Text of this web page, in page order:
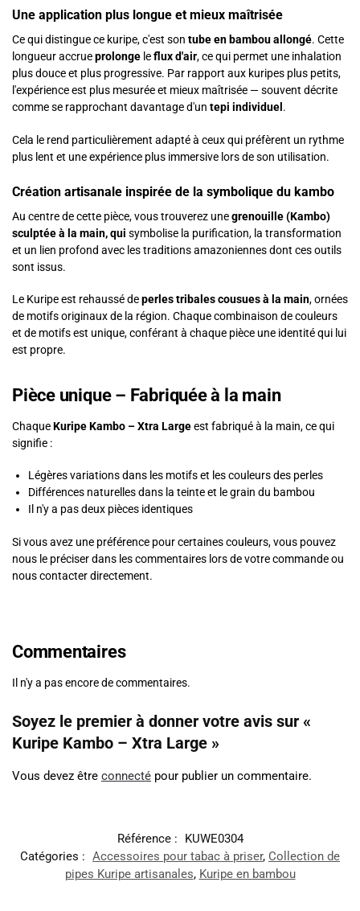
Une application plus longue et mieux maîtrisée
Ce qui distingue ce kuripe, c'est son tube en bambou allongé. Cette
longueur accrueprolonge leflux d'air, ce qui permet une inhalation
plus douce et plus progressive. Par rapport aux kuripes plus petits,
l'expérience est plus mesurée et mieux maîtrisée — souvent décrite
comme se rapprochant davantage d'un tepi individuel .
Cela le rend particulièrement adapté à ceux qui préfèrent un rythme
plus lent et une expérience plus immersive lors de son utilisation.
Création artisanale inspirée de la symbolique du kambo
Au centre de cette pièce, vous trouverez unegrenouille (Kambo)
sculptée à la main, qui symbolise la purification, la transformation
et un lien profond avec les traditions amazoniennes dont ces outils
sont issus.
Le Kuripe est rehaussé deperles tribales cousues à la main, ornées
de motifs originaux de la région. Chaque combinaison de couleurs
et de motifs est unique, conférant à chaque pièce une identité qui lui
est propre.
Pièce unique – Fabriquée à la main
ChaqueKuripe Kambo – Xtra Largeest fabriqué à la main, ce qui
signifie :
Légères variations dans les motifs et les couleurs des perles
Différences naturelles dans la teinte et le grain du bambou
Il n'y a pas deux pièces identiques
Si vous avez une préférence pour certaines couleurs, vous pouvez
nous le préciser dans les commentaires lors de votre commande ou
nous contacter directement.
Commentaires
Il n'y a pas encore de commentaires.
Soyez le premier à donner votre avis sur «
Kuripe Kambo – Xtra Large »
Vous devez être connecté pour publier un commentaire.
Référence :
KUWE0304
Catégories : Accessoires pour tabac à priser, Collection de
pipes Kuripe artisanales, Kuripe en bambou